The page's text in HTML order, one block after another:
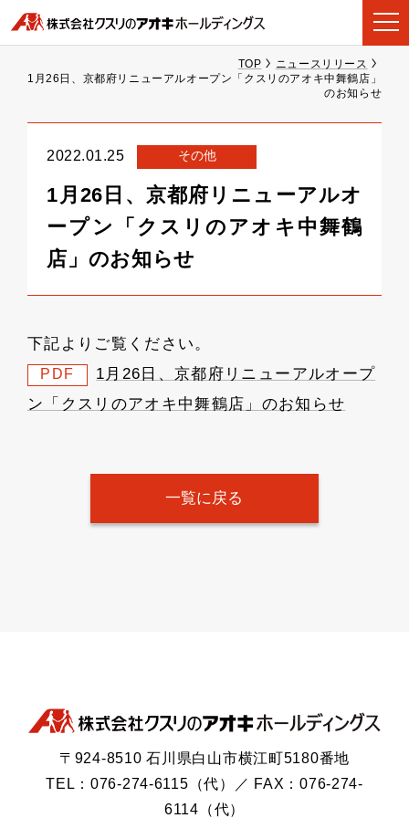
TOP
ニュースリリース
1月26日、京都府リニューアルオープン「クスリのアオキ中舞鶴店」
のお知らせ
2022.01.25 その他
1月26日、京都府リニューアルオ
ープン「クスリのアオキ中舞鶴
店」のお知らせ
下記よりご覧ください。
PDF
1月26日、京都府リニューアルオープ
ン「クスリのアオキ中舞鶴店」のお知らせ
一覧に戻る
〒924-8510 石川県白山市横江町5180番地
TEL：076-274-6115（代）／ FAX：076-274-
6114（代）